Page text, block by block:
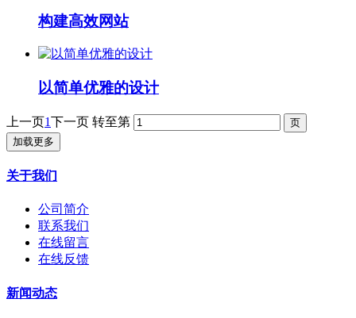
构建高效网站
以简单优雅的设计
上一页1下一页 转至第
加载更多
关于我们
公司简介
联系我们
在线留言
在线反馈
新闻动态